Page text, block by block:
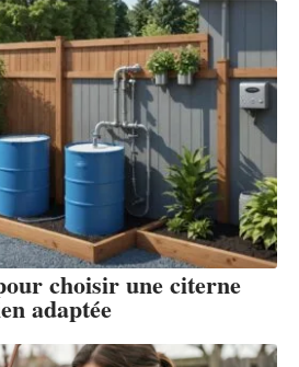
choisir une citerne
adaptée